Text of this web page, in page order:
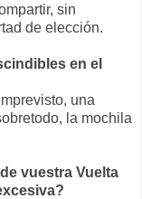
sin
de elección.
en el
una
la mochila
vuestra Vuelta